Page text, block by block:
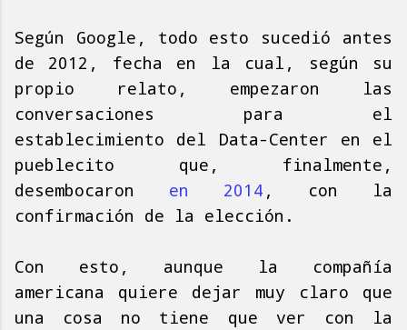
Según Google, todo esto sucedió antes
de 2012, fecha en la cual, según su
propio relato, empezaron las
conversaciones para el
establecimiento del Data-Center en el
pueblecito que, finalmente,
desembocaron en 2014 , con la
confirmación de la elección.
Con esto, aunque la compañía
americana quiere dejar muy claro que
una cosa no tiene que ver con la